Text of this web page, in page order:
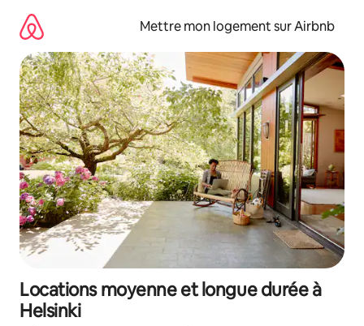
directement
contenu
Mettre mon logement sur Airbnb
Locations moyenne et longue durée à
Helsinki